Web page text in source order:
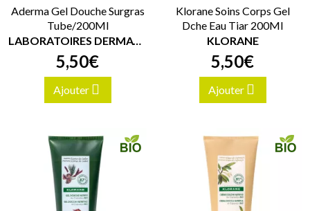
Aderma Gel Douche Surgras
Tube/200Ml
LABORATOIRES DERMATOLOGIQUES A-DERMA
5,50€
Ajouter
Klorane Soins Corps Gel
Dche Eau Tiar 200Ml
KLORANE
5,50€
Ajouter